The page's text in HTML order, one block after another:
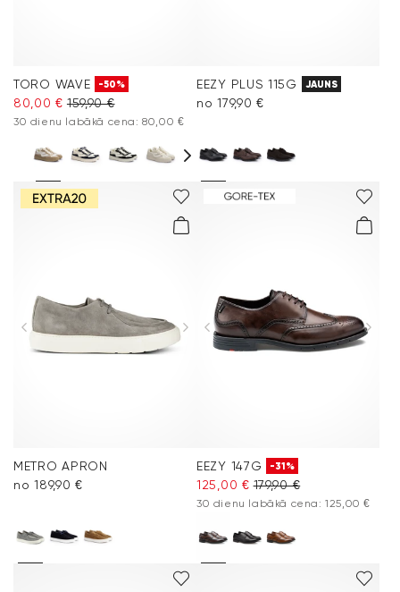
TORO WAVE -50%
80,00 € 159,90 €
30 dienu labākā cena: 80,00 €
EEZY PLUS 115G JAUNS
no 179,90 €
METRO APRON
no 189,90 €
EEZY 147G -31%
125,00 € 179,90 €
30 dienu labākā cena: 125,00 €